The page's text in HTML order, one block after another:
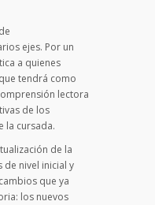
ejes. Por un
a quienes
tendrá como
lectora
de los
la cursada.
de la
nivel inicial y
que ya
los nuevos